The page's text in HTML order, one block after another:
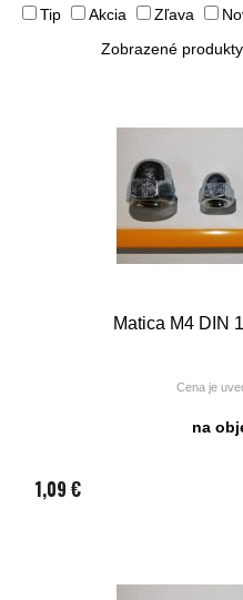
Tip
Akcia Zľava
Zobrazené produkty
Matica M4 DIN
Cena je
na
1,09 €